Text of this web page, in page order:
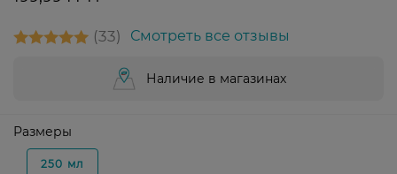
33 Смотреть все отзывы
Наличие в магазинах
Размеры
250 мл